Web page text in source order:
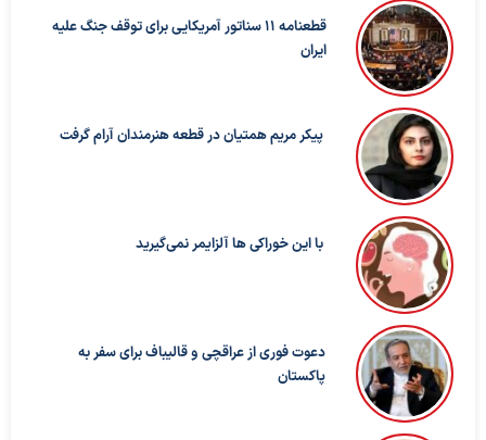
قطعنامه ۱۱ سناتور آمریکایی برای توقف جنگ علیه
ایران
پیکر مریم همتیان در قطعه هنرمندان آرام گرفت
با این خوراکی ها آلزایمر نمی‌گیرید
دعوت فوری از عراقچی و قالیباف برای سفر به
پاکستان